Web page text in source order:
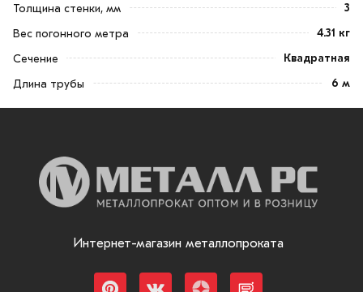
Толщина стенки, мм
3
Вес погонного метра
4.31 кг
Сечение
Квадратная
Длина трубы
6 м
Интернет-магазин металлопроката